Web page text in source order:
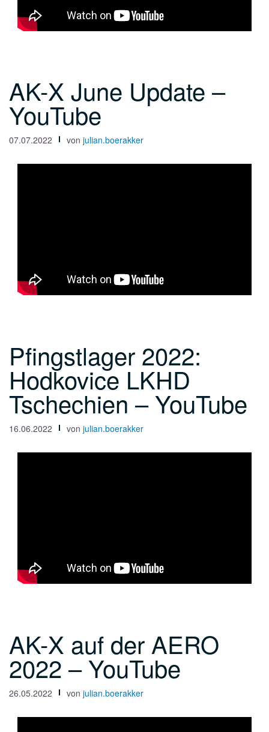
AK-X June Update –
YouTube
07.07.2022 von julian.boerakker
Pfingstlager 2022:
Hodkovice LKHD
Tschechien – YouTube
16.06.2022 von julian.boerakker
AK-X auf der AERO
2022 – YouTube
26.05.2022 von julian.boerakker